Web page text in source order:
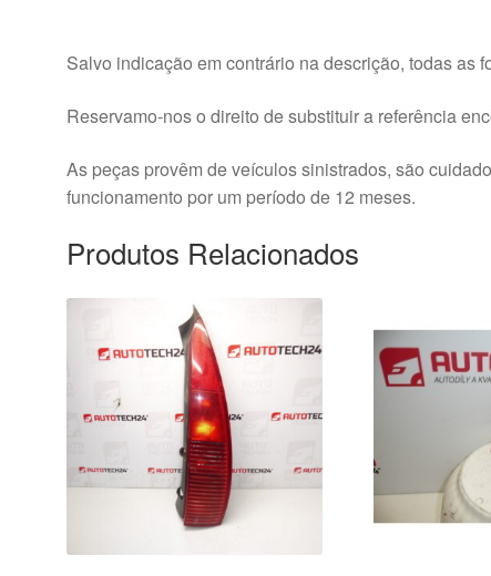
Salvo indicação em contrário na descrição, todas as
Reservamo-nos o direito de substituir a referência
As peças provêm de veículos sinistrados, são
funcionamento por um período de 12 meses.
Produtos Relacionados